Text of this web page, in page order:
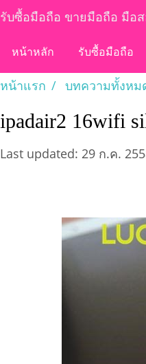
รับซื้อมือถือ ขายมือถือ มือส
หน้าหลัก รับซื้อมือถือ
หน้าแรก บทความทั้งหม
ipadair2 16wifi
Last updated: 29 ก.ค.